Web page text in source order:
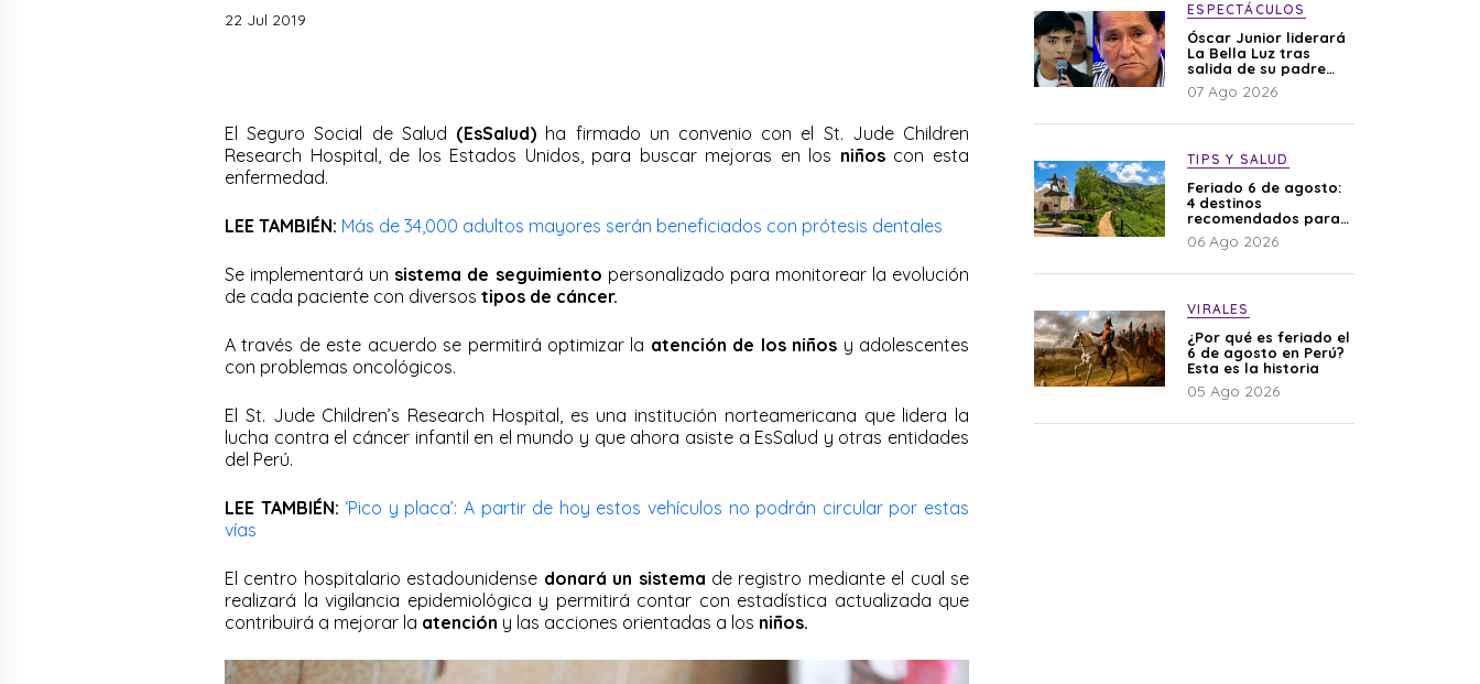
22 Jul 2019
El Seguro Social de Salud (EsSalud) ha firmado un convenio con el St. Jude Children
Research Hospital, de los Estados Unidos, para buscar mejoras en los niñoscon esta
enfermedad.
LEE TAMBIÉN: Más de 34,000 adultos mayores serán beneficiados con prótesis dentales
Se implementará un sistema de seguimiento personalizado para monitorear la evolución
de cada paciente con diversos tipos de cáncer.
A través de este acuerdo se permitirá optimizar la atención de los niños y adolescentes
con problemas oncológicos.
El St. Jude Children’s Research Hospital, es una institución norteamericana que lidera la
lucha contra el cáncer infantil en el mundo y que ahora asiste a EsSalud y otras entidades
del Perú.
LEE TAMBIÉN: ‘Pico y placa’: A partir de hoy estos vehículos no podrán circular por estas
vías
El centro hospitalario estadounidense donará un sistema de registro mediante el cual se
realizará la vigilancia epidemiológica y permitirá contar con estadística actualizada que
contribuirá a mejorar la atención y las acciones orientadas a los niños.
ESPECTÁCULOS
Óscar Junior liderará
La Bella Luz tras
salida de su padre
por polémica con
Naldy Saldaña
07 Ago 2026
TIPS Y SALUD
Feriado 6 de agosto:
4 destinos
recomendados para
disfrutar el descanso
06 Ago 2026
VIRALES
¿Por qué es feriado el
6 de agosto en Perú?
Esta es la historia
05 Ago 2026